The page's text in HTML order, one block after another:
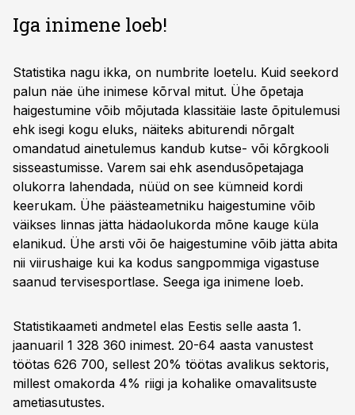
Iga inimene loeb!
Statistika nagu ikka, on numbrite loetelu. Kuid seekord
palun näe ühe inimese kõrval mitut. Ühe õpetaja
haigestumine võib mõjutada klassitäie laste õpitulemusi
ehk isegi kogu eluks, näiteks abiturendi nõrgalt
omandatud ainetulemus kandub kutse- või kõrgkooli
sisseastumisse. Varem sai ehk asendusõpetajaga
olukorra lahendada, nüüd on see kümneid kordi
keerukam. Ühe päästeametniku haigestumine võib
väikses linnas jätta hädaolukorda mõne kauge küla
elanikud. Ühe arsti või õe haigestumine võib jätta abita
nii viirushaige kui ka kodus sangpommiga vigastuse
saanud tervisesportlase. Seega iga inimene loeb.
Statistikaameti andmetel elas Eestis selle aasta 1.
jaanuaril 1 328 360 inimest. 20-64 aasta vanustest
töötas 626 700, sellest 20% töötas avalikus sektoris,
millest omakorda 4% riigi ja kohalike omavalitsuste
ametiasutustes.